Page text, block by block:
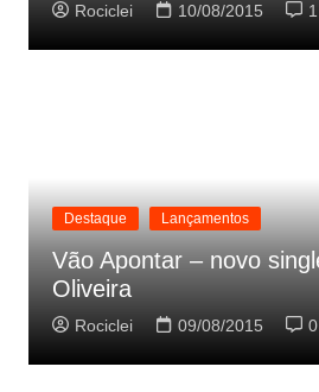
Rociclei 10/08/2015 1
Destaque Lançamentos
Vão Apontar – novo
Oliveira
Rociclei 09/08/2015 0